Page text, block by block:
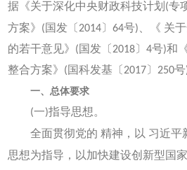
据《关于深化中央财政科技计划(专
方案》(国发〔2014〕64号)、《 关
的若干意见》(国发〔2018〕4号)和
整合方案》(国科发基〔2017〕250
一、总体要求
(一)指导思想。
全面贯彻党的 精神，以 习近平
思想为指导，以加快建设创新型国